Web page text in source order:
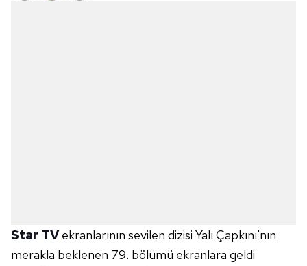
Star TVekranlarının sevilen dizisi Yalı Çapkını'nın
merakla beklenen 79. bölümü ekranlara geldi